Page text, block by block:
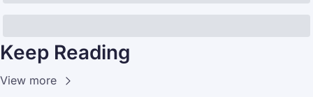
Keep Reading
View more